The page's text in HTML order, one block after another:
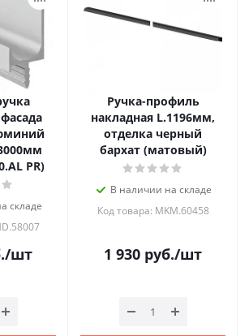
PR)
складе
/шт
Ручка-профиль
накладная L.1196мм,
отделка черный
бархат (матовый)
В наличии на складе
Код товара: MKM.60458
1 930 руб./шт